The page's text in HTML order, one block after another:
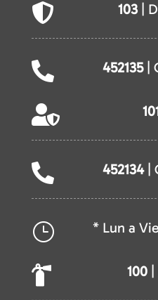
 103|
 452135|

 452134|
} * Lun a
 100